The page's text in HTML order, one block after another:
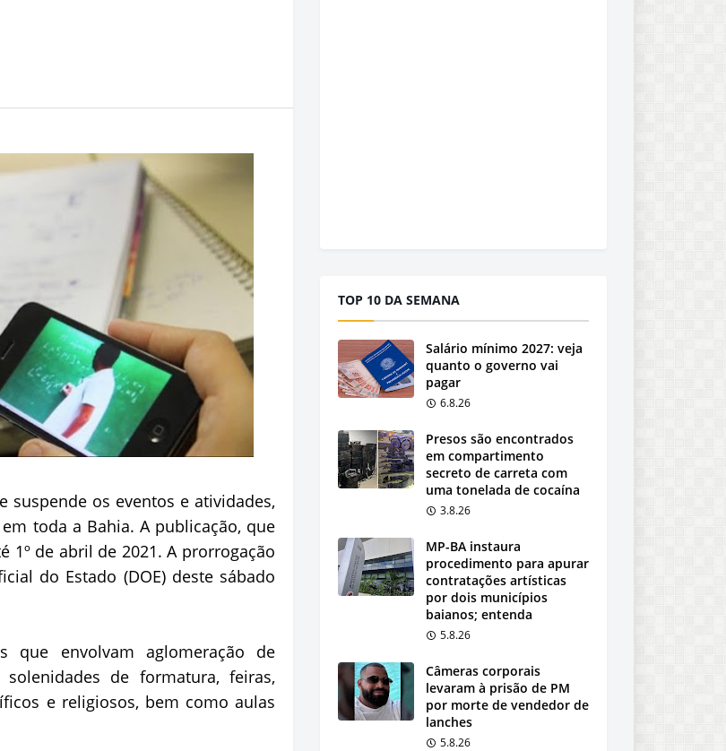
suspende os eventos e atividades,
toda a Bahia. A publicação, que
1º de abril de 2021. A prorrogação
do Estado (DOE) deste sábado
que envolvam aglomeração de
de formatura, feiras,
e religiosos, bem como aulas
TOP 10 DA SEMANA
Salário mínimo 2027: veja
quanto o governo vai
pagar
6.8.26
Presos são encontrados
em compartimento
secreto de carreta com
uma tonelada de cocaína
3.8.26
MP-BA instaura
procedimento para apurar
contratações artísticas
por dois municípios
baianos; entenda
5.8.26
Câmeras corporais
levaram à prisão de PM
por morte de vendedor de
lanches
5.8.26